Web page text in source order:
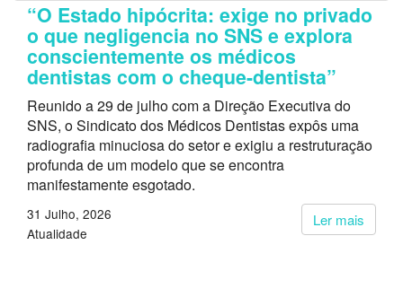
“O Estado hipócrita: exige no privado
o que negligencia no SNS e explora
conscientemente os médicos
dentistas com o cheque-dentista”
Reunido a 29 de julho com a Direção Executiva do
SNS, o Sindicato dos Médicos Dentistas expôs uma
radiografia minuciosa do setor e exigiu a restruturação
profunda de um modelo que se encontra
manifestamente esgotado.
Ler mais
31 Julho, 2026
Atualidade